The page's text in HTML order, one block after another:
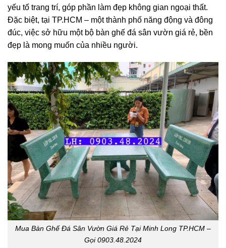
yếu tố trang trí, góp phần làm đẹp không gian ngoại thất.
Đặc biệt, tại TP.HCM – một thành phố năng động và đông
đúc, việc sở hữu một bộ bàn ghế đá sân vườn giá rẻ, bền
đẹp là mong muốn của nhiều người.
Mua Bàn Ghế Đá Sân Vườn Giá Rẻ Tại Minh Long TP.HCM –
Gọi 0903.48.2024